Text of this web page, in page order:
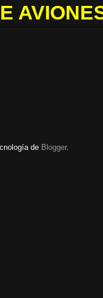
de Blogger.